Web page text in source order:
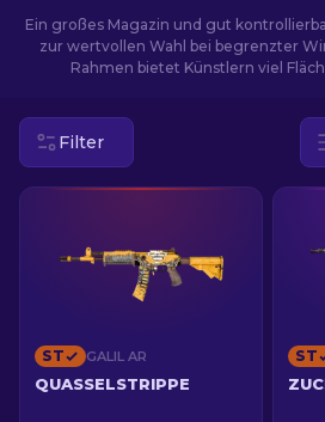
Kisten
Andere
Ein großes Magazin und gut
zur wertvollen Wahl bei begrenzter
Rahmen bietet Künstlern viel
Filter
ST GALIL AR
QUASSELSTRIPPE
ST